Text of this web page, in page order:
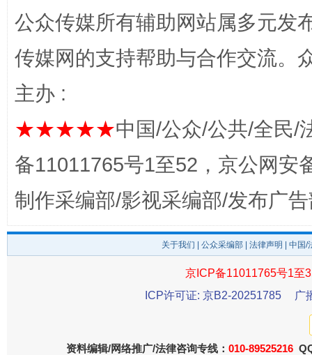
完善运行机制助力责任有效落实 一纸欠
东山县通报“牛蛙产品抗生素超标问题” 法
公众传媒所有辅助网站属多元发
传媒网的支持帮助与合作交流。
主办 :
★★★★★中国/公众/公共/全民/
备11011765号1至52，京公网安
制作采编部/影视采编部/发布广
关于我们 公众采编部 法律声明 | 中国
京ICP备11011765号1至
ICP许可证: 京B2-20251785
广
资料编辑/网络推广/法律咨询专线： 010-89525216